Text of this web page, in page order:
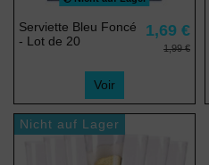
Serviette Bleu Foncé
- Lot de 20
1,69 €
1,99 €
Voir
Nicht auf Lager